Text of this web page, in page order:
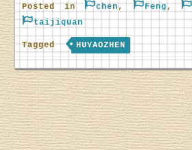
Posted in chen, Feng,
taijiquan
Tagged HUYAOZHEN